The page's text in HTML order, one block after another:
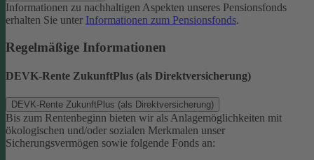
Informationen zu nachhaltigen Aspekten unseres Pensionsfonds
erhalten Sie unter Informationen zum Pensionsfonds.
Regelmäßige Informationen
DEVK-Rente ZukunftPlus (als Direktversicherung)
DEVK-Rente ZukunftPlus (als Direktversicherung)
Bis zum Rentenbeginn bieten wir als Anlagemöglichkeiten mit
ökologischen und/oder sozialen Merkmalen unser
Sicherungsvermögen sowie folgende Fonds an: